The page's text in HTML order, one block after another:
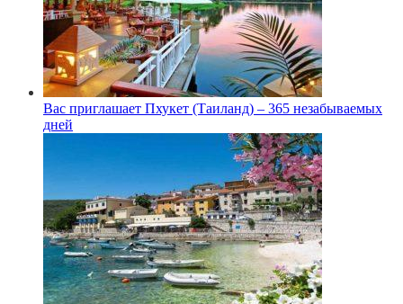
Вас приглашает Пхукет (Таиланд) – 365 незабываемых
дней